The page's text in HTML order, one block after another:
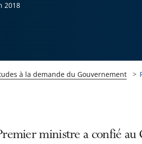
2018
à la demande du Gouvernement
ministre a confié au